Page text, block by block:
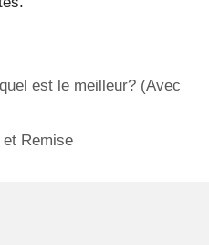
est le meilleur? (Avec
Remise